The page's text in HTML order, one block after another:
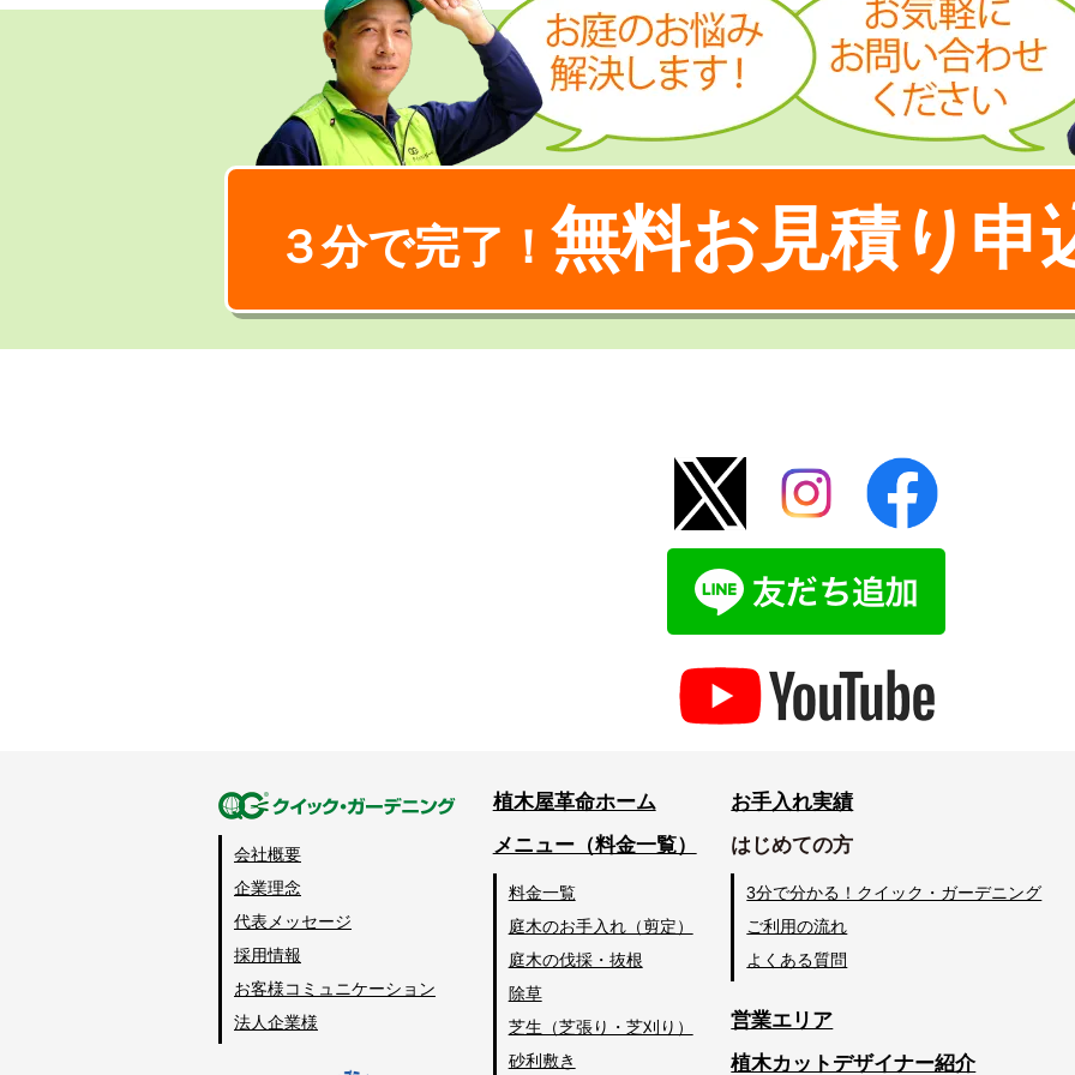
３分で完了！ 無料お見積り申
会社概要
企業理念
代表メッセージ
採用情報
お客様コミュニケーション
法人企業様
植木屋革命ホーム
メニュー（料金一覧）
料金一覧
庭木のお手入れ（剪定）
庭木の伐採・抜根
除草
芝生（芝張り・芝刈り）
砂利敷き
お手入れ実績
はじめての方
3分で分かる！クイック・ガーデニング
ご利用の流れ
よくある質問
営業エリア
植木カットデザイナー紹介